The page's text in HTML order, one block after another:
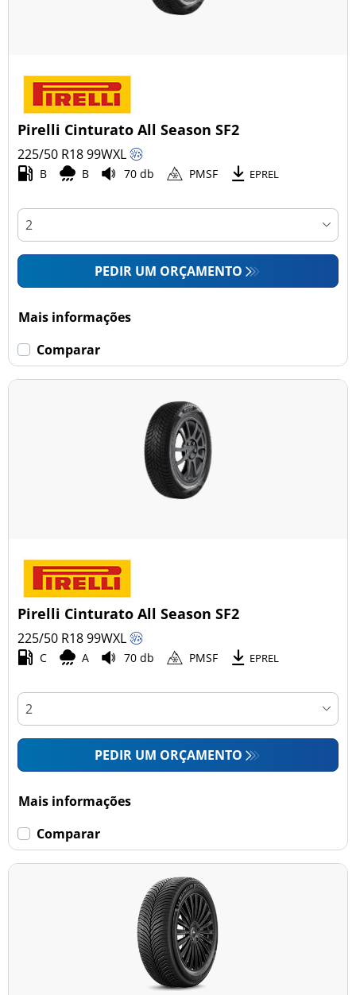
Pirelli Cinturato All Season SF2
225/50 R1899WXL
B B 70 db PMSF EPREL
PEDIR UM ORÇAMENTO
Mais informações
Comparar
Pirelli Cinturato All Season SF2
225/50 R1899WXL
C A 70 db PMSF EPREL
PEDIR UM ORÇAMENTO
Mais informações
Comparar